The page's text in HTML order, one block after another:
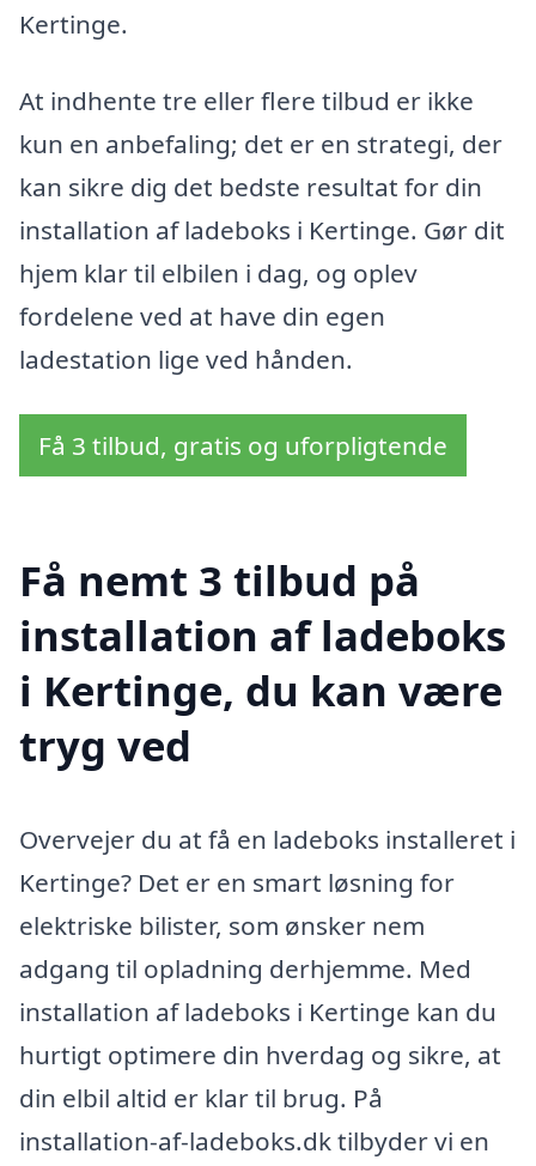
Kertinge.
At indhente tre eller flere tilbud er ikke
kun en anbefaling; det er en strategi, der
kan sikre dig det bedste resultat for din
installation af ladeboks i Kertinge. Gør dit
hjem klar til elbilen i dag, og oplev
fordelene ved at have din egen
ladestation lige ved hånden.
Få 3 tilbud, gratis og uforpligtende
Få nemt 3 tilbud på
installation af ladeboks
i Kertinge, du kan være
tryg ved
Overvejer du at få en ladeboks installeret i
Kertinge? Det er en smart løsning for
elektriske bilister, som ønsker nem
adgang til opladning derhjemme. Med
installation af ladeboks i Kertinge kan du
hurtigt optimere din hverdag og sikre, at
din elbil altid er klar til brug. På
installation-af-ladeboks.dk tilbyder vi en